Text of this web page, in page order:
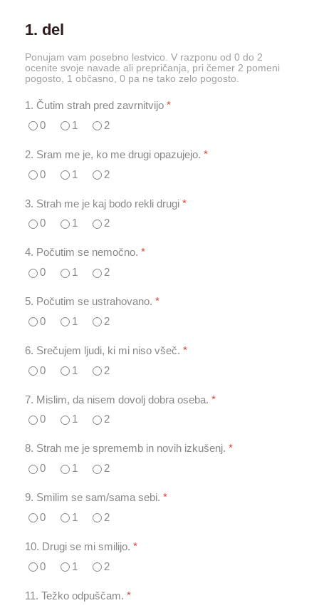
1. del
Ponujam vam posebno lestvico. V razponu od 0 do 2
ocenite svoje navade ali prepričanja, pri čemer 2 pomeni
pogosto, 1 občasno, 0 pa ne tako zelo pogosto.
1. Čutim strah pred zavrnitvijo *
0
1 2
2. Sram me je, ko me drugi opazujejo. *
0
1 2
3. Strah me je kaj bodo rekli drugi *
0
1 2
4. Počutim se nemočno. *
0
1 2
5. Počutim se ustrahovano. *
0
1 2
6. Srečujem ljudi, ki mi niso všeč. *
0
1 2
7. Mislim, da nisem dovolj dobra oseba. *
0
1 2
8. Strah me je sprememb in novih izkušenj. *
0
1 2
9. Smilim se sam/sama sebi. *
0
1 2
10. Drugi se mi smilijo. *
0
1 2
11. Težko odpuščam. *